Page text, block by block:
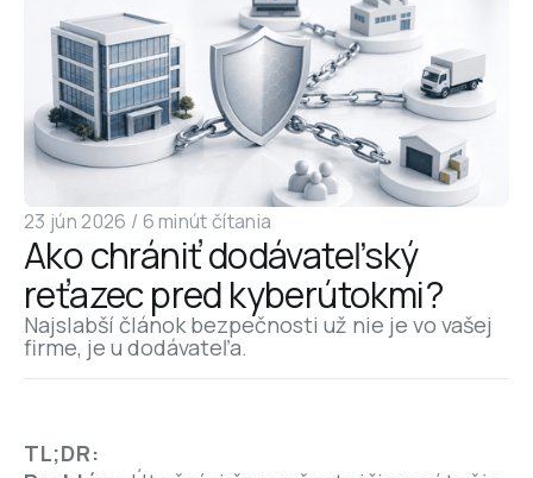
23 jún 2026 / 6 minút čítania
Ako chrániť dodávateľský
reťazec pred kyberútokmi?
Najslabší článok bezpečnosti už nie je vo vašej
firme, je u dodávateľa.
TL;DR: